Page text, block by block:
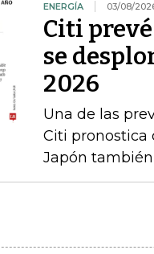
ENERGÍA 03/08/
Citi
se
2026
Una de las
Citi pronostica
Japón